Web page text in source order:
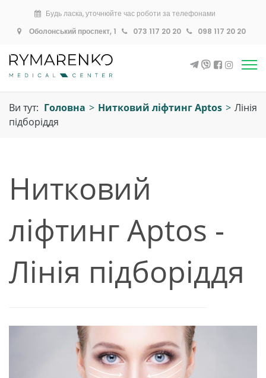
Будь ласка, уточнюйте час роботи за телефонами
Оболонський проспект, 1
073 117 20 20 098 117 20 20
Ви тут: Головна > Нитковий ліфтинг Aptos > Лінія
підборіддя
Нитковий
ліфтинг Aptos -
Лінія підборіддя